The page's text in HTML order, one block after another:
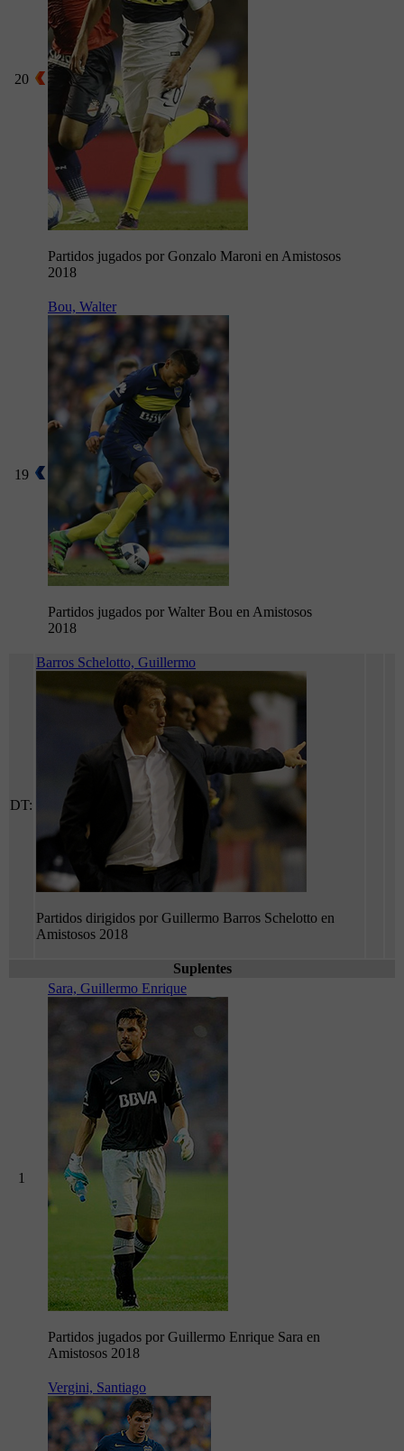
20
Partidos jugados por Gonzalo Maroni en Amistosos
2018
19
Bou, Walter
Partidos jugados por Walter Bou en Amistosos
2018
DT:
Barros Schelotto, Guillermo
Partidos dirigidos por Guillermo Barros Schelotto en
Amistosos 2018
Suplentes
1
Sara, Guillermo Enrique
Partidos jugados por Guillermo Enrique Sara en
Amistosos 2018
Vergini, Santiago